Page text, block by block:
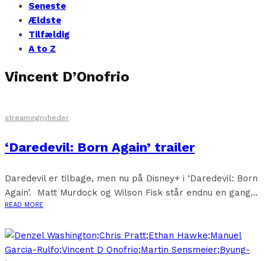
Seneste
Ældste
Tilfældig
A to Z
Vincent D’Onofrio
streamingnyheder
‘Daredevil: Born Again’ trailer
Daredevil er tilbage, men nu på Disney+ i ‘Daredevil: Born
Again’. Matt Murdock og Wilson Fisk står endnu en gang...
READ MORE